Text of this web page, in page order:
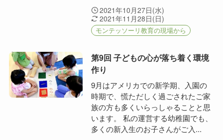
2021年10月27日(水)
2021年11月28日(日)
モンテッソーリ教育の現場から
第9回 子どもの心が落ち着く環境
作り
9月はアメリカでの新学期、入園の
時期で、慌ただしく過ごされたご家
族の方も多くいらっしゃることと思
います。 私の運営する幼稚園でも、
多くの新入生のお子さんがご入...